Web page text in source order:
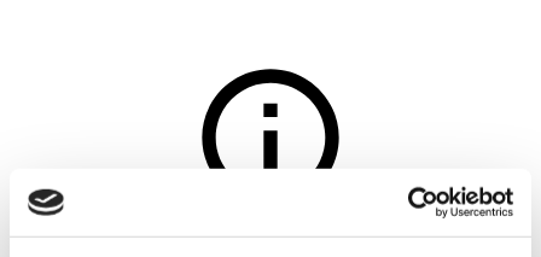
Auktionen er afsluttet